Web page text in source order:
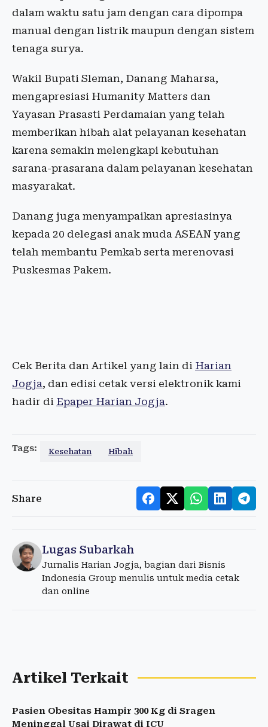
dalam waktu satu jam dengan cara dipompa
manual dengan listrik maupun dengan sistem
tenaga surya.
Wakil Bupati Sleman, Danang Maharsa,
mengapresiasi Humanity Matters dan
Yayasan Prasasti Perdamaian yang telah
memberikan hibah alat pelayanan kesehatan
karena semakin melengkapi kebutuhan
sarana-prasarana dalam pelayanan kesehatan
masyarakat.
Danang juga menyampaikan apresiasinya
kepada 20 delegasi anak muda ASEAN yang
telah membantu Pemkab serta merenovasi
Puskesmas Pakem.
Cek Berita dan Artikel yang lain di Harian
Jogja, dan edisi cetak versi elektronik kami
hadir di Epaper Harian Jogja.
Tags: Kesehatan Hibah
Share
Lugas Subarkah
Jurnalis Harian Jogja, bagian dari Bisnis
Indonesia Group menulis untuk media cetak
dan online
Artikel Terkait
Pasien Obesitas Hampir 300 Kg di Sragen
Meninggal Usai Dirawat di ICU